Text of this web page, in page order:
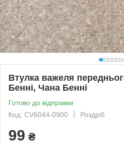
Втулка важеля
Бенні, Чана Бенні
Готово до відправки
Код: CV6044-0900
Роздріб
99 ₴